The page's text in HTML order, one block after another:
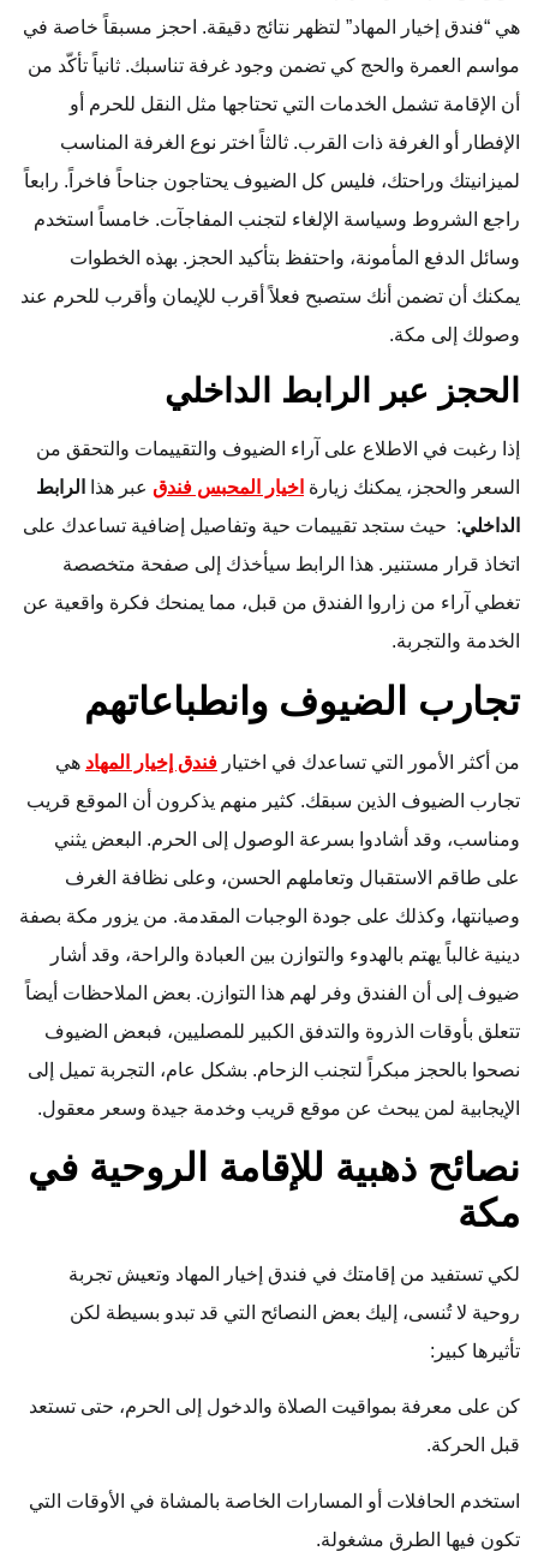
هي “فندق إخيار المهاد” لتظهر نتائج دقيقة. احجز مسبقاً خاصة في
مواسم العمرة والحج كي تضمن وجود غرفة تناسبك. ثانياً تأكّد من
أن الإقامة تشمل الخدمات التي تحتاجها مثل النقل للحرم أو
الإفطار أو الغرفة ذات القرب. ثالثاً اختر نوع الغرفة المناسب
لميزانيتك وراحتك، فليس كل الضيوف يحتاجون جناحاً فاخراً. رابعاً
راجع الشروط وسياسة الإلغاء لتجنب المفاجآت. خامساً استخدم
وسائل الدفع المأمونة، واحتفظ بتأكيد الحجز. بهذه الخطوات
يمكنك أن تضمن أنك ستصبح فعلاً أقرب للإيمان وأقرب للحرم عند
وصولك إلى مكة.
الحجز عبر الرابط الداخلي
إذا رغبت في الاطلاع على آراء الضيوف والتقييمات والتحقق من
السعر والحجز، يمكنك زيارة اخيار المحبس فندق عبر هذا
الرابط
الداخلي: حيث ستجد تقييمات حية وتفاصيل إضافية تساعدك على
اتخاذ قرار مستنير. هذا الرابط سيأخذك إلى صفحة متخصصة
تغطي آراء من زاروا الفندق من قبل، مما يمنحك فكرة واقعية عن
الخدمة والتجربة.
تجارب الضيوف وانطباعاتهم
من أكثر الأمور التي تساعدك في اختيار فندق إخيار المهاد هي
تجارب الضيوف الذين سبقك. كثير منهم يذكرون أن الموقع قريب
ومناسب، وقد أشادوا بسرعة الوصول إلى الحرم. البعض يثني
على طاقم الاستقبال وتعاملهم الحسن، وعلى نظافة الغرف
وصيانتها، وكذلك على جودة الوجبات المقدمة. من يزور مكة بصفة
دينية غالباً يهتم بالهدوء والتوازن بين العبادة والراحة، وقد أشار
ضيوف إلى أن الفندق وفر لهم هذا التوازن. بعض الملاحظات أيضاً
تتعلق بأوقات الذروة والتدفق الكبير للمصليين، فبعض الضيوف
نصحوا بالحجز مبكراً لتجنب الزحام. بشكل عام، التجربة تميل إلى
الإيجابية لمن يبحث عن موقع قريب وخدمة جيدة وسعر معقول.
نصائح ذهبية للإقامة الروحية في
مكة
لكي تستفيد من إقامتك في فندق إخيار المهاد وتعيش تجربة
روحية لا تُنسى، إليك بعض النصائح التي قد تبدو بسيطة لكن
تأثيرها كبير:
كن على معرفة بمواقيت الصلاة والدخول إلى الحرم، حتى تستعد
قبل الحركة.
استخدم الحافلات أو المسارات الخاصة بالمشاة في الأوقات التي
تكون فيها الطرق مشغولة.